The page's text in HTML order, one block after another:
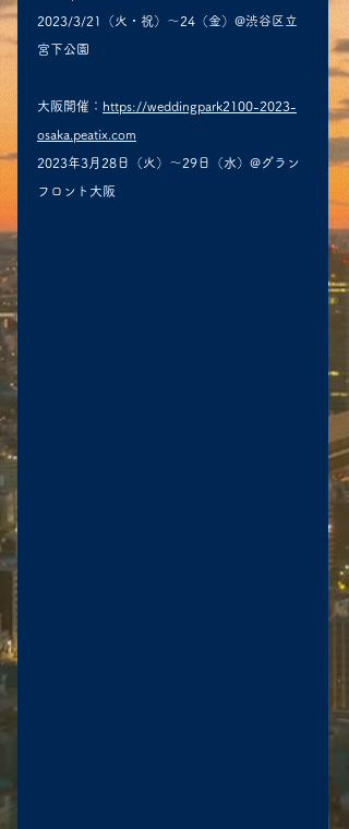
2023/3/21（火・祝）〜24（金）@渋谷区立
宮下公園
大阪開催： https://weddingpark2100-2023-
osaka.peatix.com
2023年3月28日（火）〜29日（水）@グラン
フロント大阪